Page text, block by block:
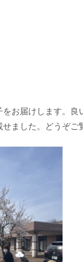
お届けします。良
ました。どうぞご